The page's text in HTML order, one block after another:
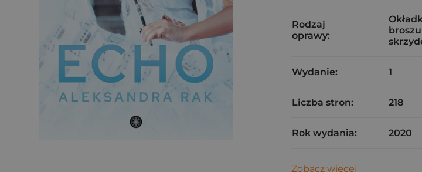
Rodzaj
oprawy:
Wydanie: 1
Liczba stron: 218
Rok wydania: 2020
Zobacz więcej